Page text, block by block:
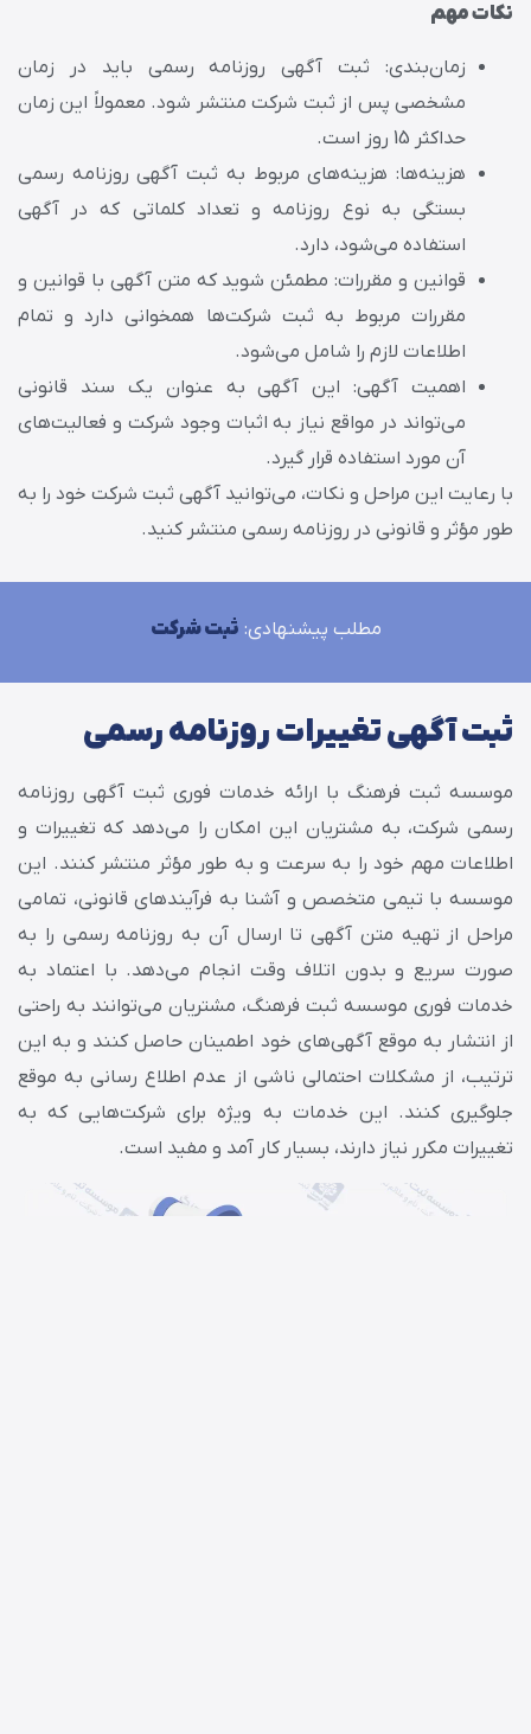
نکات مهم
زمان‌بندی: ثبت آگهی روزنامه رسمی باید در زمان
مشخصی پس از ثبت شرکت منتشر شود. معمولاً این زمان
حداکثر 15 روز است.
هزینه‌ها: هزینه‌های مربوط به ثبت آگهی روزنامه رسمی
بستگی به نوع روزنامه و تعداد کلماتی که در آگهی
استفاده می‌شود، دارد.
قوانین و مقررات: مطمئن شوید که متن آگهی با قوانین و
مقررات مربوط به ثبت شرکت‌ها همخوانی دارد و تمام
اطلاعات لازم را شامل می‌شود.
اهمیت آگهی: این آگهی به عنوان یک سند قانونی
می‌تواند در مواقع نیاز به اثبات وجود شرکت و فعالیت‌های
آن مورد استفاده قرار گیرد.
با رعایت این مراحل و نکات، می‌توانید آگهی ثبت شرکت خود را به
طور مؤثر و قانونی در روزنامه رسمی منتشر کنید.
مطلب پیشنهادی: ثبت شرکت
ثبت آگهی تغییرات روزنامه رسمی
موسسه ثبت فرهنگ با ارائه خدمات فوری ثبت آگهی روزنامه
رسمی شرکت، به مشتریان این امکان را می‌دهد که تغییرات و
اطلاعات مهم خود را به سرعت و به طور مؤثر منتشر کنند. این
موسسه با تیمی متخصص و آشنا به فرآیندهای قانونی، تمامی
مراحل از تهیه متن آگهی تا ارسال آن به روزنامه رسمی را به
صورت سریع و بدون اتلاف وقت انجام می‌دهد. با اعتماد به
خدمات فوری موسسه ثبت فرهنگ، مشتریان می‌توانند به راحتی
از انتشار به موقع آگهی‌های خود اطمینان حاصل کنند و به این
ترتیب، از مشکلات احتمالی ناشی از عدم اطلاع رسانی به موقع
جلوگیری کنند. این خدمات به ویژه برای شرکت‌هایی که به
تغییرات مکرر نیاز دارند، بسیار کار آمد و مفید است.